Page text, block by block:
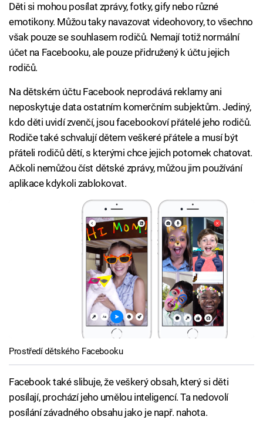
Děti si mohou posílat zprávy, fotky, gify nebo různé
emotikony. Můžou taky navazovat videohovory, to všechno
však pouze se souhlasem rodičů. Nemají totiž normální
účet na Facebooku, ale pouze přidružený k účtu jejich
rodičů.
Na dětském účtu Facebook neprodává reklamy ani
neposkytuje data ostatním komerčním subjektům. Jediný,
kdo děti uvidí zvenčí, jsou facebookoví přátelé jeho rodičů.
Rodiče také schvalují dětem veškeré přátele a musí být
přáteli rodičů dětí, s kterými chce jejich potomek chatovat.
Ačkoli nemůžou číst dětské zprávy, můžou jim používání
aplikace kdykoli zablokovat.
Prostředí dětského Facebooku
Facebook také slibuje, že veškerý obsah, který si děti
posílají, prochází jeho umělou inteligencí. Ta nedovolí
posílání závadného obsahu jako je např. nahota.